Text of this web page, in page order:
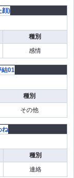
種別
感情
種別
その他
種別
連絡